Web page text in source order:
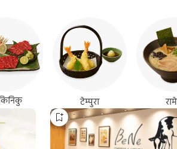
टेम्पुरा